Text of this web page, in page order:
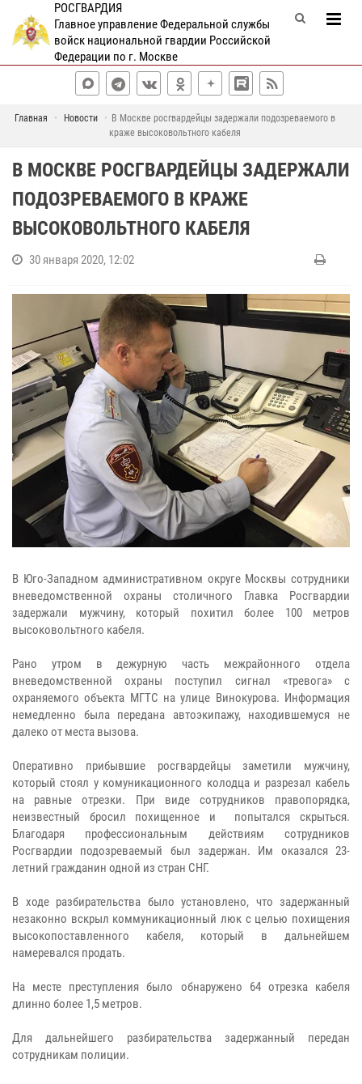
РОСГВАРДИЯ
Главное управление Федеральной службы
войск национальной гвардии Российской
Федерации по г. Москве
Главная Новости
В Москве росгвардейцы задержали подозреваемого в
краже высоковольтного кабеля
В МОСКВЕ РОСГВАРДЕЙЦЫ ЗАДЕРЖАЛИ
ПОДОЗРЕВАЕМОГО В КРАЖЕ
ВЫСОКОВОЛЬТНОГО КАБЕЛЯ
30 января 2020, 12:02
В Юго-Западном административном округе Москвы сотрудники
вневедомственной охраны столичного Главка Росгвардии
задержали мужчину, который похитил более 100 метров
высоковольтного кабеля.
Рано утром в дежурную часть межрайонного отдела
вневедомственной охраны поступил сигнал «тревога» с
охраняемого объекта МГТС на улице Винокурова. Информация
немедленно была передана автоэкипажу, находившемуся не
далеко от места вызова.
Оперативно прибывшие росгвардейцы заметили мужчину,
который стоял у комуникационного колодца и разрезал кабель
на равные отрезки. При виде сотрудников правопорядка,
неизвестный бросил похищенное и попытался скрыться.
Благодаря профессиональным действиям сотрудников
Росгвардии подозреваемый был задержан. Им оказался 23-
летний гражданин одной из стран СНГ.
В ходе разбирательства было установлено, что задержанный
незаконно вскрыл коммуникационный люк с целью похищения
высокопоставленного кабеля, который в дальнейшем
намеревался продать.
На месте преступления было обнаружено 64 отрезка кабеля
длинно более 1,5 метров.
Для дальнейшего разбирательства задержанный передан
сотрудникам полиции.